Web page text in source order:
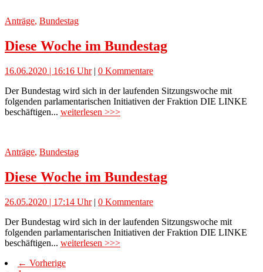
Anträge, Bundestag
Diese Woche im Bundestag
16.06.2020 | 16:16 Uhr| 0 Kommentare
Der Bundestag wird sich in der laufenden Sitzungswoche mit
folgenden parlamentarischen Initiativen der Fraktion DIE LINKE
beschäftigen... weiterlesen >>>
Anträge, Bundestag
Diese Woche im Bundestag
26.05.2020 | 17:14 Uhr| 0 Kommentare
Der Bundestag wird sich in der laufenden Sitzungswoche mit
folgenden parlamentarischen Initiativen der Fraktion DIE LINKE
beschäftigen... weiterlesen >>>
← Vorherige